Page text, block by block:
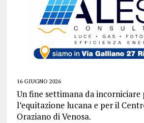
16 GIUGNO 2026
Un fine settimana da incorniciare
l’equitazione lucana e per il
Oraziano di Venosa.